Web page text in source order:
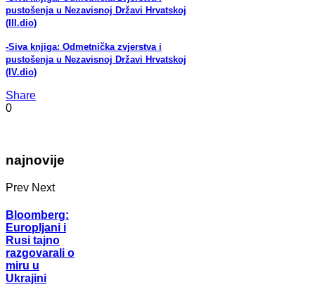
pustošenja u Nezavisnoj Državi Hrvatskoj
(III.dio)
-Siva knjiga: Odmetnička zvjerstva i
pustošenja u Nezavisnoj Državi Hrvatskoj
(IV.dio)
Share
0
najnovije
Prev Next
Bloomberg:
Europljani i
Rusi tajno
razgovarali o
miru u
Ukrajini